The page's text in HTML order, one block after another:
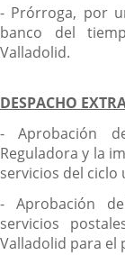
- Prórroga, por
banco del
Valladolid.
DESPACHO
- Aprobación
Reguladora y la
servicios del ciclo
- Aprobación
servicios
Valladolid para el